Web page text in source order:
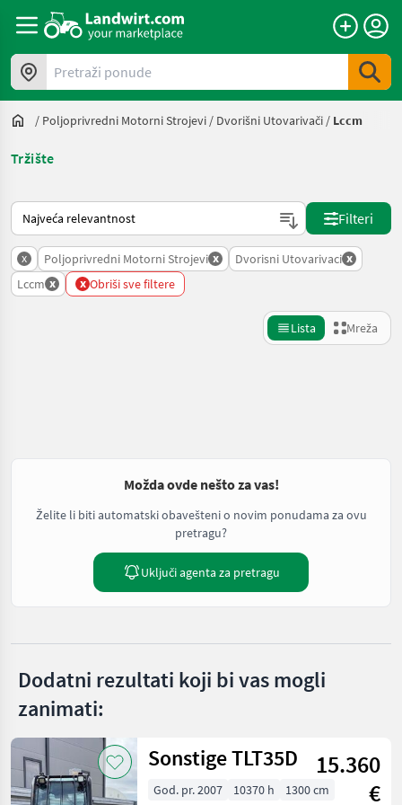
Pretraži ponude
/ Poljoprivredni Motorni Strojevi / Dvorišni Utovarivači / Lccm
Tržište
Način na koji sortira Landwirt.com
Filteri
x Poljoprivredni Motorni Strojevi x Dvorisni Utovarivaci x
Lccm x x Obriši sve filtere
Lista Mreža
Možda ovde nešto za vas!
Želite li biti automatski obavešteni o novim ponudama za ovu
pretragu?
Uključi agenta za pretragu
Dodatni rezultati koji bi vas mogli
zanimati:
Sonstige TLT35D
15.360
€
God. pr. 2007 10370 h 1300 cm